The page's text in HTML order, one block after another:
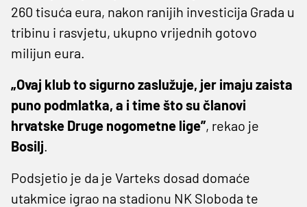
260 tisuća eura, nakon ranijih investicija Grada u
tribinu i rasvjetu, ukupno vrijednih gotovo
milijun eura.
„Ovaj klub to sigurno zaslužuje, jer imaju zaista
puno podmlatka, a i time što su članovi
hrvatske Druge nogometne lige”, rekao je
Bosilj.
Podsjetio je da je Varteks dosad domaće
utakmice igrao na stadionu NK Sloboda te